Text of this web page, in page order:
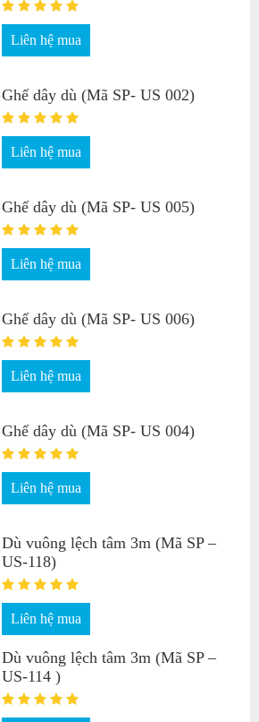
Liên hệ mua
Ghế dây dù (Mã SP- US 002)
Liên hệ mua
Ghế dây dù (Mã SP- US 005)
Liên hệ mua
Ghế dây dù (Mã SP- US 006)
Liên hệ mua
Ghế dây dù (Mã SP- US 004)
Liên hệ mua
Dù vuông lệch tâm 3m (Mã SP –
US-118)
Liên hệ mua
Dù vuông lệch tâm 3m (Mã SP –
US-114 )